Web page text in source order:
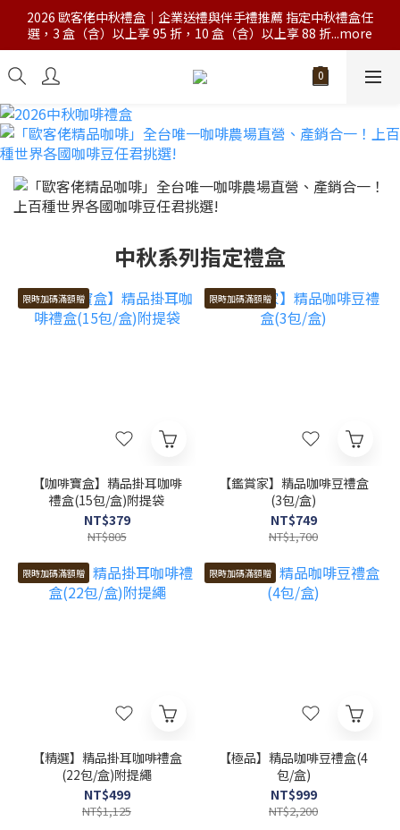
2026 歐客佬中秋禮盒｜企業送禮與伴手禮推薦 指定中秋禮盒任
選，3 盒（含）以上享 95 折，10 盒（含）以上享 88 折...more
中秋系列指定禮盒
限時加碼滿額贈
【咖啡寶盒】精品掛耳咖啡
禮盒(15包/盒)附提袋
NT$379
NT$805
限時加碼滿額贈
【鑑賞家】精品咖啡豆禮盒
(3包/盒)
NT$749
NT$1,700
限時加碼滿額贈
【精選】精品掛耳咖啡禮盒
(22包/盒)附提繩
NT$499
NT$1,125
限時加碼滿額贈
【極品】精品咖啡豆禮盒(4
包/盒)
NT$999
NT$2,200